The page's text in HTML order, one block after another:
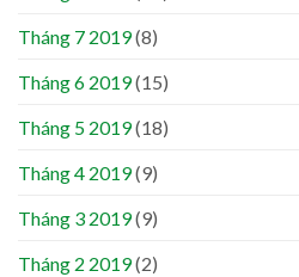
Tháng 7 2019(8)
Tháng 6 2019(15)
Tháng 5 2019(18)
Tháng 4 2019(9)
Tháng 3 2019(9)
Tháng 2 2019(2)